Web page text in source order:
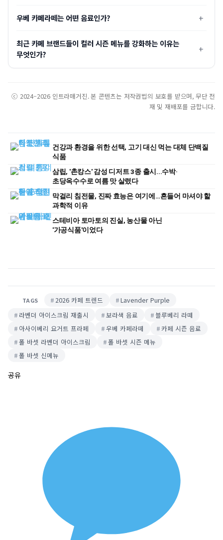
우베 카페라떼는 어떤 음료인가?
최근 카페 브랜드들이 컬러 시즌 메뉴를 강화하는 이유는
무엇인가?
ⓒ 2024–2026 인트라매거진. 본 콘텐츠는 저작권법의 보호를 받으며, 무단 전
재 및 재배포를 금합니다.
건강과 환경을 위한 선택, 고기 대신 먹는 대체 단백질
식품
삼립, '촌캉스' 감성 디저트 3종 출시...수박·
초당옥수수로 여름 맛 살렸다
막걸리 침전물, 진짜 효능은 여기에…흔들어 마셔야 할
과학적 이유
스테비아 토마토의 진실, 농산물 아닌
'가공식품'이었다
TAGS 2026 카페 트렌드
Lavender Purple
라벤더 아이스크림 재출시
보라색 음료
블루베리 라떼
아사이베리 요거트 프라페
우베 카페라떼
카페 시즌 음료
폴 바셋 라벤더 아이스크림
폴 바셋 시즌 메뉴
폴 바셋 신메뉴
공유